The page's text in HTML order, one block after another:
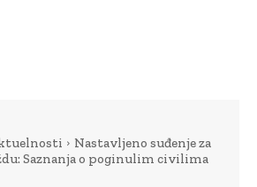
Nastavljeno suđenje za
Saznanja o poginulim civilima